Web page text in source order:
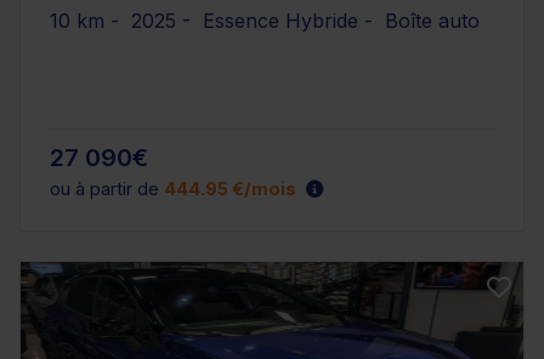
10 km - 2025 - Essence Hybride - Boîte auto
27 090€
ou à partir de 444.95 €/mois